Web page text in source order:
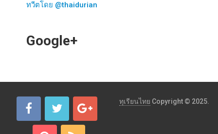
ทวีตโดย @thaidurian
Google+
ทุเรียนไทย Copyright © 2025.